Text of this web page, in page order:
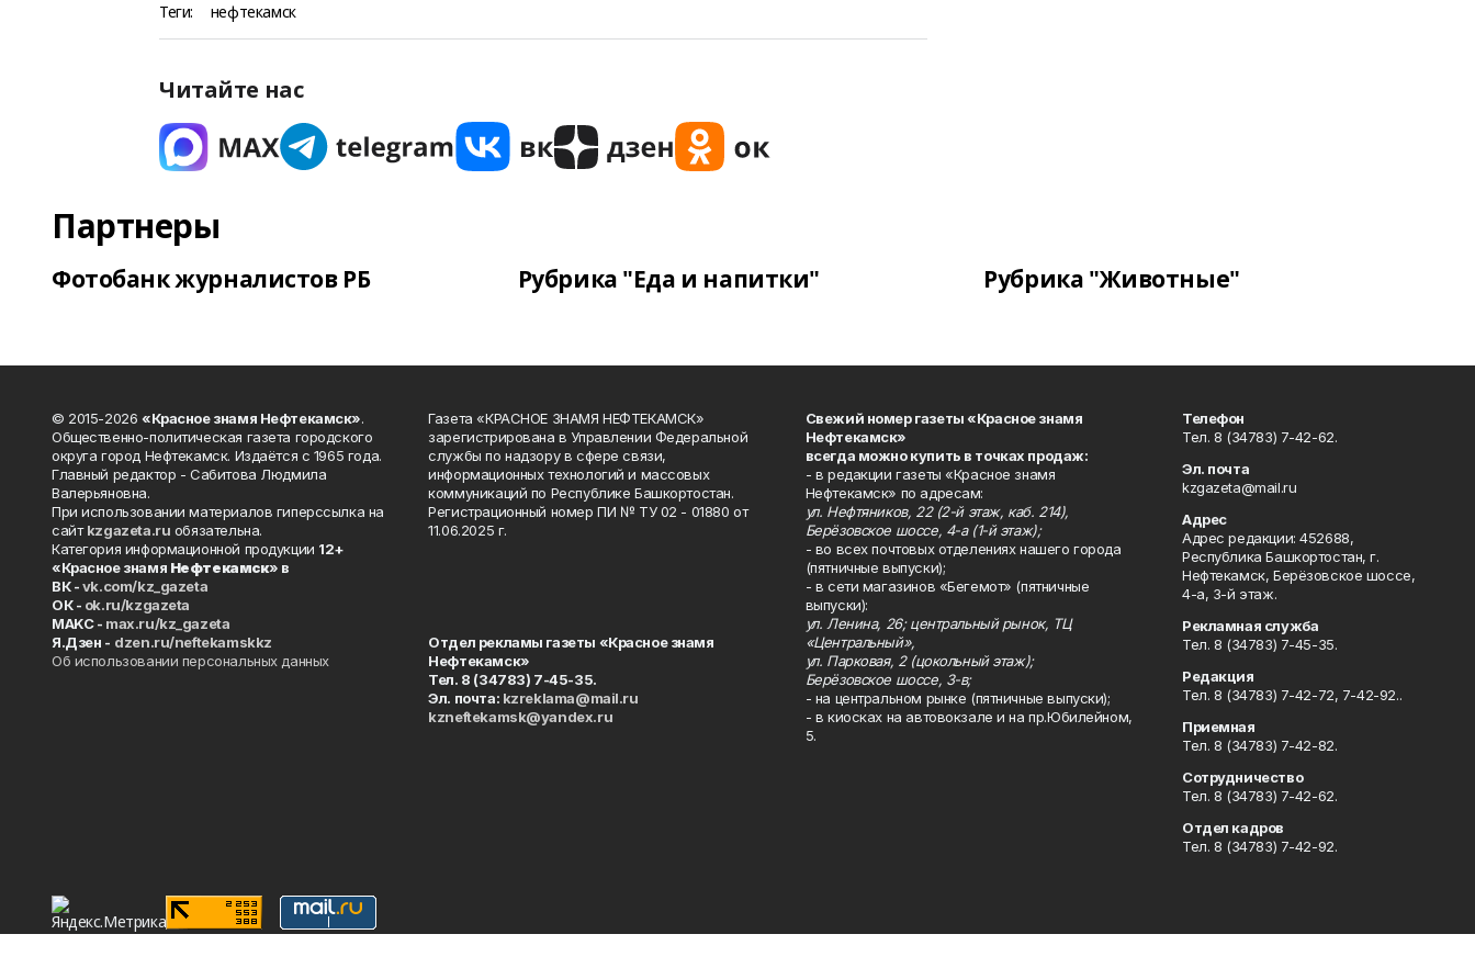
Теги: нефтекамск
Читайте нас
Партнеры
Фотобанк журналистов РБ Рубрика "Еда и напитки" Рубрика "Животные"
© 2015-2026 «Красное знамя Нефтекамск».
Общественно-политическая газета городского
округа город Нефтекамск. Издаётся с 1965 года.
Главный редактор - Сабитова Людмила
Валерьяновна.
При использовании материалов гиперссылка на
сайтkzgazeta.ru обязательна.
Категория информационной продукции 12+
«Красное знамя Нефтекамск» в
ВК -vk.com/kz_gazeta
ОК - ok.ru/kzgazeta
MAKC - max.ru/kz_gazeta
Я.Дзен - dzen.ru/neftekamskkz
Об использовании персональных данных
Газета «КРАСНОЕ ЗНАМЯ НЕФТЕКАМСК»
зарегистрирована в Управлении Федеральной
службы по надзору в сфере связи,
информационных технологий и массовых
коммуникаций по Республике Башкортостан.
Регистрационный номер ПИ № ТУ 02 - 01880 от
11.06.2025 г.
Отдел рекламы газеты «Красное знамя
Нефтекамск»
Тел. 8 (34783) 7-45-35.
Эл. почта: kzreklama@mail.ru
kzneftekamsk@yandex.ru
Свежий номер газеты «Красное знамя
Нефтекамск»
всегда можно купить в точках продаж:
- в редакции газеты «Красное знамя
Нефтекамск» по адресам:
ул. Нефтяников, 22 (2-й этаж, каб. 214),
Берёзовское шоссе, 4-а (1-й этаж);
- во всех почтовых отделениях нашего города
(пятничные выпуски);
- в сети магазинов «Бегемот» (пятничные
выпуски):
ул. Ленина, 26; центральный рынок, ТЦ
«Центральный»,
ул. Парковая, 2 (цокольный этаж);
Берёзовское шоссе, 3-в;
- на центральном рынке (пятничные выпуски);
- в киосках на автовокзале и на пр.Юбилейном,
5.
Телефон
Тел. 8 (34783) 7-42-62.
Эл. почта
kzgazeta@mail.ru
Адрес
Адрес редакции: 452688,
Республика Башкортостан, г.
Нефтекамск, Берёзовское шоссе,
4-а, 3-й этаж.
Рекламная служба
Тел. 8 (34783) 7-45-35.
Редакция
Тел. 8 (34783) 7-42-72, 7-42-92..
Приемная
Тел. 8 (34783) 7-42-82.
Сотрудничество
Тел. 8 (34783) 7-42-62.
Отдел кадров
Тел. 8 (34783) 7-42-92.